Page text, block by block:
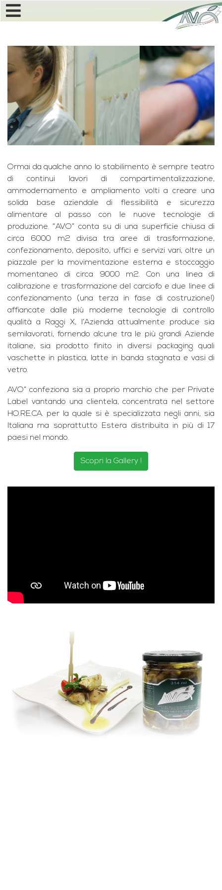
Ormai da qualche anno lo stabilimento è sempre teatro
di continui lavori di compartimentalizzazione,
ammodernamento e ampliamento volti a creare una
solida base aziendale di flessibilità e sicurezza
alimentare al passo con le nuove tecnologie di
produzione. “AVO” conta su di una superficie chiusa di
circa 6000 m2 divisa tra aree di trasformazione,
confezionamento, deposito, uffici e servizi vari, oltre un
piazzale per la movimentazione esterna e stoccaggio
momentaneo di circa 9000 m2. Con una linea di
calibrazione e trasformazione del carciofo e due linee di
confezionamento (una terza in fase di costruzione!)
affiancate dalle più moderne tecnologie di controllo
qualità a Raggi X, l’Azienda attualmente produce sia
semilavorati, fornendo alcune tra le più grandi Aziende
italiane, sia prodotto finito in diversi packaging quali
vaschette in plastica, latte in banda stagnata e vasi di
vetro.
AVO” confeziona sia a proprio marchio che per Private
Label vantando una clientela, concentrata nel settore
HO.RE.CA. per la quale si è specializzata negli anni, sia
Italiana ma soprattutto Estera distribuita in più di 17
paesi nel mondo.
Scopri la Gallery !